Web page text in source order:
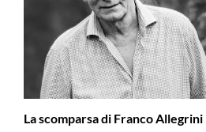
La scomparsa di Franco Allegrini